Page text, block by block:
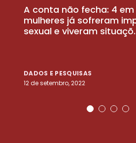
A conta não fecha: 4
mulheres já sofreram
sexual e viveram
DADOS E PESQUISAS
12 de setembro, 2022